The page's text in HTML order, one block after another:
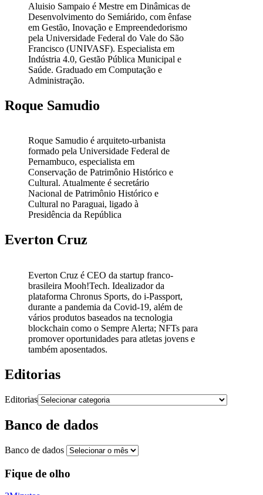
Aluisio Sampaio é Mestre em Dinâmicas de
Desenvolvimento do Semiárido, com ênfase
em Gestão, Inovação e Empreendedorismo
pela Universidade Federal do Vale do São
Francisco (UNIVASF). Especialista em
Indústria 4.0, Gestão Pública Municipal e
Saúde. Graduado em Computação e
Administração.
Roque Samudio
Roque Samudio é arquiteto-urbanista
formado pela Universidade Federal de
Pernambuco, especialista em
Conservação de Patrimônio Histórico e
Cultural. Atualmente é secretário
Nacional de Patrimônio Histórico e
Cultural no Paraguai, ligado à
Presidência da República
Everton Cruz
Everton Cruz é CEO da startup franco-
brasileira Mooh!Tech. Idealizador da
plataforma Chronus Sports, do i-Passport,
durante a pandemia da Covid-19, além de
vários produtos baseados na tecnologia
blockchain como o Sempre Alerta; NFTs para
promover oportunidades para atletas jovens e
também aposentados.
Editorias
Editorias
Banco de dados
Banco de dados
Fique de olho